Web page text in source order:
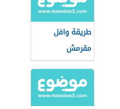
طريقة وافل
مقرمش